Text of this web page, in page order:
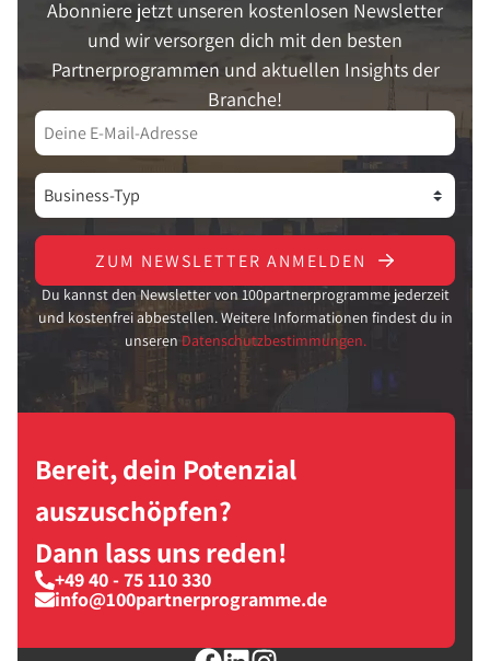
Abonniere jetzt unseren kostenlosen Newsletter
und wir versorgen dich mit den besten
Partnerprogrammen und aktuellen Insights der
Branche!
ZUM NEWSLETTER ANMELDEN
Du kannst den Newsletter von 100partnerprogramme jederzeit
und kostenfrei abbestellen. Weitere Informationen findest du in
unseren Datenschutzbestimmungen.
Bereit, dein Potenzial
auszuschöpfen?
Dann lass uns reden!
+49 40 - 75 110 330
info@100partnerprogramme.de